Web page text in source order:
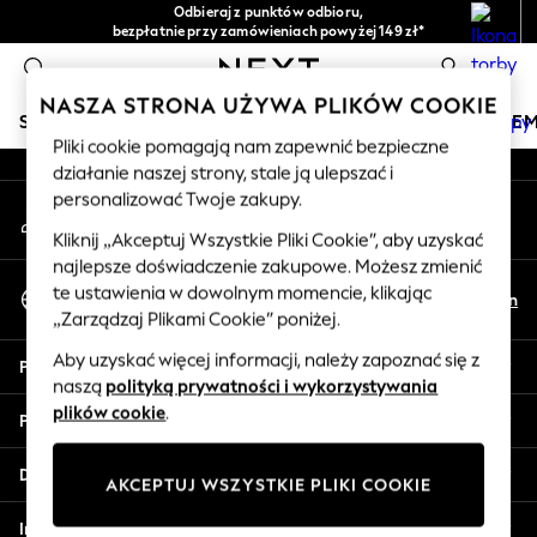
Odbieraj z punktów odbioru,
bezpłatnie przy zamówieniach powyżej 149 zł*
Łatwe zwroty*
0
SKLEP WAKACYJNY
HOLIDAY SHOP
Women's Holiday Shop
All Swimwear
All Beachwear
Bags & Accessories
Beach Dresses & Kaftans
Dresses
Flip Flops
Sliders
Jumpsuits & Playsuits
Sandals
Shorts
An error occurred on client
Nasze media społecznościowe
Moje konto
Zaloguj się na swoje konto
Wybierz Język
Polski
En
Pomoc
Prywatność i zasady prawne
Działy
Inne usługi
NASZA STRONA UŻYWA PLIKÓW COOKIE
Pliki cookie pomagają nam zapewnić bezpieczne
działanie naszej strony, stale ją ulepszać i
personalizować Twoje zakupy.
Kliknij „Akceptuj Wszystkie Pliki Cookie”, aby uzyskać
najlepsze doświadczenie zakupowe. Możesz zmienić
te ustawienia w dowolnym momencie, klikając
„Zarządzaj Plikami Cookie” poniżej.
Aby uzyskać więcej informacji, należy zapoznać się z
naszą polityką prywatności i wykorzystywania
plików cookie.
AKCEPTUJ WSZYSTKIE PLIKI COOKIE